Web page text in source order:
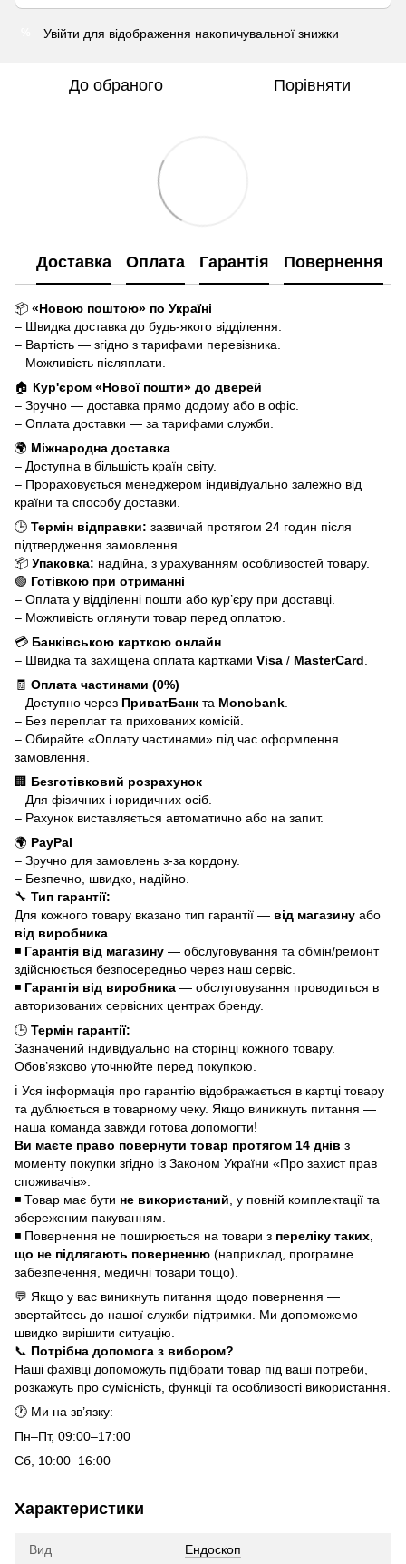
Увійти для відображення накопичувальної знижки
До обраного Порівняти
Доставка Оплата Гарантія Повернення
📦 «Новою поштою» по Україні
– Швидка доставка до будь-якого відділення.
– Вартість — згідно з тарифами перевізника.
– Можливість післяплати.
🏠 Кур'єром «Нової пошти» до дверей
– Зручно — доставка прямо додому або в офіс.
– Оплата доставки — за тарифами служби.
🌍 Міжнародна доставка
– Доступна в більшість країн світу.
– Прораховується менеджером індивідуально залежно від
країни та способу доставки.
🕒 Термін відправки: зазвичай протягом 24 годин після
підтвердження замовлення.
📦 Упаковка: надійна, з урахуванням особливостей товару.
🟢 Готівкою при отриманні
– Оплата у відділенні пошти або кур’єру при доставці.
– Можливість оглянути товар перед оплатою.
💳 Банківською карткою онлайн
– Швидка та захищена оплата картками Visa / MasterCard
🧾 Оплата частинами (0%)
– Доступно через ПриватБанк та Monobank
– Без переплат та прихованих комісій.
– Обирайте «Оплату частинами» під час оформлення
замовлення.
🏢 Безготівковий розрахунок
– Для фізичних і юридичних осіб.
– Рахунок виставляється автоматично або на запит.
🌍 PayPal
– Зручно для замовлень з-за кордону.
– Безпечно, швидко, надійно.
🔧 Тип гарантії:
Для кожного товару вказано тип гарантії — від магазину або
від виробника
◾ Гарантія від магазину — обслуговування та обмін/ремонт
здійснюється безпосередньо через наш сервіс.
◾ Гарантія від виробника — обслуговування проводиться в
авторизованих сервісних центрах бренду.
🕒 Термін гарантії:
Зазначений індивідуально на сторінці кожного товару.
Обов’язково уточнюйте перед покупкою.
ℹ️ Уся інформація про гарантію відображається в картці товару
та дублюється в товарному чеку. Якщо виникнуть питання —
наша команда завжди готова допомогти!
Ви маєте право повернути товар протягом 14 днів з
моменту покупки згідно із Законом України «Про захист прав
споживачів».
◾ Товар має бути не використаний , у повній комплектації та
збереженим пакуванням.
◾ Повернення не поширюється на товари з переліку таких,
що не підлягають поверненню (наприклад, програмне
забезпечення, медичні товари тощо).
💬 Якщо у вас виникнуть питання щодо повернення —
звертайтесь до нашої служби підтримки. Ми допоможемо
швидко вирішити ситуацію.
📞 Потрібна допомога з вибором?
Наші фахівці допоможуть підібрати товар під ваші потреби,
розкажуть про сумісність, функції та особливості використання.
🕐 Ми на зв’язку:
Пн–Пт, 09:00–17:00
Сб, 10:00–16:00
Характеристики
Вид Ендоскоп